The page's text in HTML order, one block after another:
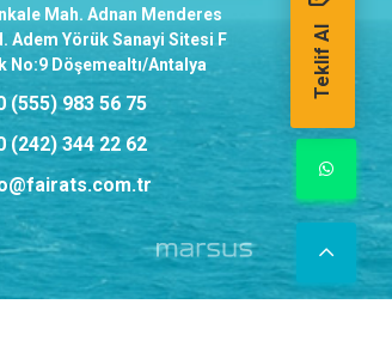
Mah. Adnan Menderes
Adem Yörük Sanayi Sitesi F
No:9 Döşemealtı/Antalya
(555) 983 56 75
(242) 344 22 62
Teklif Al